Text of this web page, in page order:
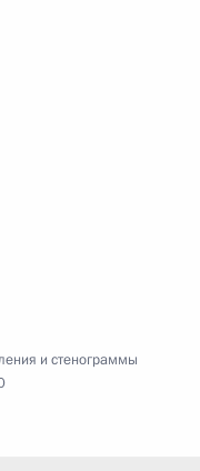
и стенограммы